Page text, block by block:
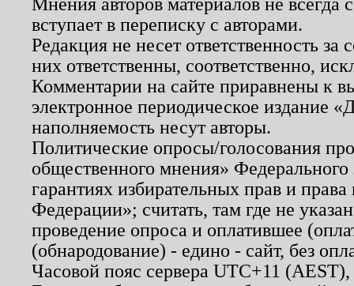
вступает в переписку с авторами.
Редакция не несет ответственность
них ответственны, соответственно,
Комментарии на сайте приравнены к
электронное периодическое издание
наполняемость несут авторы.
Политические опросы/голосования
общественного мнения»
гарантиях избирательных прав и
Федерации»; считать, там где не
проведение опроса и оплатившее
(обнародование) - едино - сайт, без
Часовой пояс сервера UTC+11